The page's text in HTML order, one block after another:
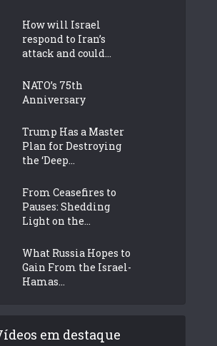
How will Israel
respond to Iran’s
attack and could...
NATO’s 75th
Anniversary
Trump Has a Master
Plan for Destroying
the ‘Deep...
From Ceasefires to
Pauses: Shedding
Light on the...
What Russia Hopes to
Gain From the Israel-
Hamas...
em destaque